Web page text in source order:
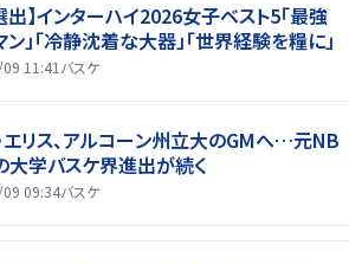
出】インターハイ2026女子ベスト5「最強
」「冷静沈着な大器」「世界経験を糧に」
11:41 バスケ
エリス、アルコーン州立大のGMへ…元NB
大学バスケ界進出が続く
09:34バスケ